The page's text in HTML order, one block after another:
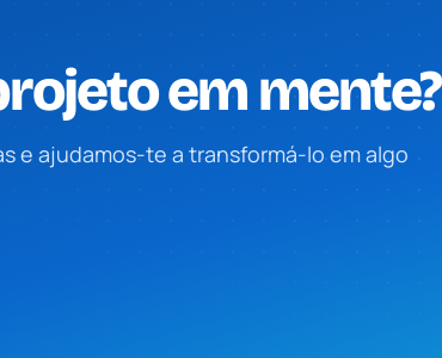
em mente?
e ajudamos-te a transformá-lo em algo